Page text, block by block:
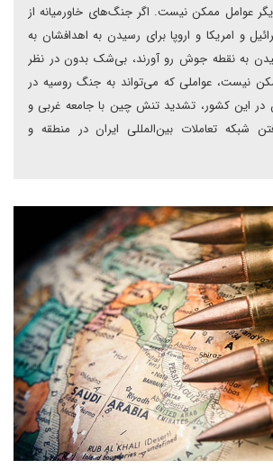
عوامل ممکن نیست. اگر جنگ‌های خاورمیانه از
و امریکا و اروپا برای رسیدن به اهدافشان به
به نقطه جوش رو آورند، بی‌شک بدون در نظر
نیست، عواملی که می‌تواند به جنگ روسیه در
در این کشور، تشدید تنش چین با جامعه غربی و
شبکه تعاملات بین‌المللی ایران در منطقه و